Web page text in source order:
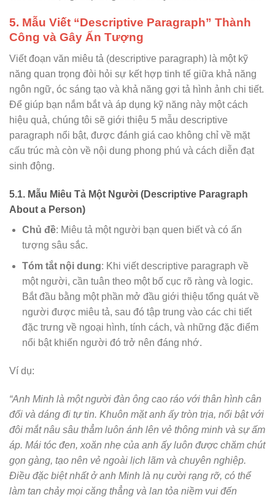
5. Mẫu Viết “Descriptive Paragraph” Thành
Công và Gây Ấn Tượng
Viết đoạn văn miêu tả (descriptive paragraph) là một kỹ
năng quan trọng đòi hỏi sự kết hợp tinh tế giữa khả năng
ngôn ngữ, óc sáng tạo và khả năng gợi tả hình ảnh chi tiết.
Để giúp bạn nắm bắt và áp dụng kỹ năng này một cách
hiệu quả, chúng tôi sẽ giới thiệu 5 mẫu descriptive
paragraph nổi bật, được đánh giá cao không chỉ về mặt
cấu trúc mà còn về nội dung phong phú và cách diễn đạt
sinh động.
5.1. Mẫu Miêu Tả Một Người (Descriptive Paragraph
About a Person)
Chủ đề: Miêu tả một người bạn quen biết và có ấn
tượng sâu sắc.
Tóm tắt nội dung: Khi viết descriptive paragraph về
một người, cần tuân theo một bố cục rõ ràng và logic.
Bắt đầu bằng một phần mở đầu giới thiệu tổng quát về
người được miêu tả, sau đó tập trung vào các chi tiết
đặc trưng về ngoại hình, tính cách, và những đặc điểm
nổi bật khiến người đó trở nên đáng nhớ.
Ví dụ:
“Anh Minh là một người đàn ông cao ráo với thân hình cân
đối và dáng đi tự tin. Khuôn mặt anh ấy tròn trịa, nổi bật với
đôi mắt nâu sâu thẳm luôn ánh lên vẻ thông minh và sự ấm
áp. Mái tóc đen, xoăn nhẹ của anh ấy luôn được chăm chút
gọn gàng, tạo nên vẻ ngoài lịch lãm và chuyên nghiệp.
Điều đặc biệt nhất ở anh Minh là nụ cười rạng rỡ, có thể
làm tan chảy mọi căng thẳng và lan tỏa niềm vui đến